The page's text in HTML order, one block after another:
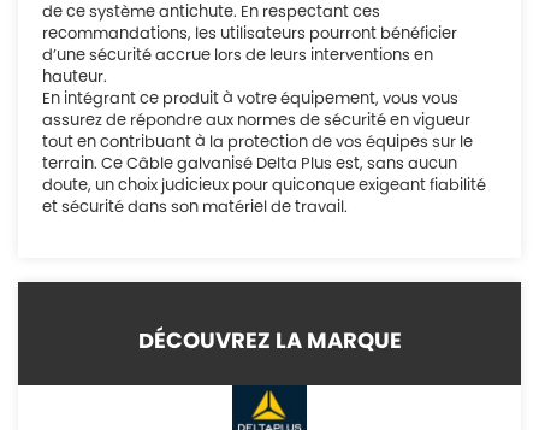
de ce système antichute. En respectant ces
recommandations, les utilisateurs pourront bénéficier
d’une sécurité accrue lors de leurs interventions en
hauteur.
En intégrant ce produit à votre équipement, vous vous
assurez de répondre aux normes de sécurité en vigueur
tout en contribuant à la protection de vos équipes sur le
terrain. Ce Câble galvanisé Delta Plus est, sans aucun
doute, un choix judicieux pour quiconque exigeant fiabilité
et sécurité dans son matériel de travail.
DÉCOUVREZ LA MARQUE